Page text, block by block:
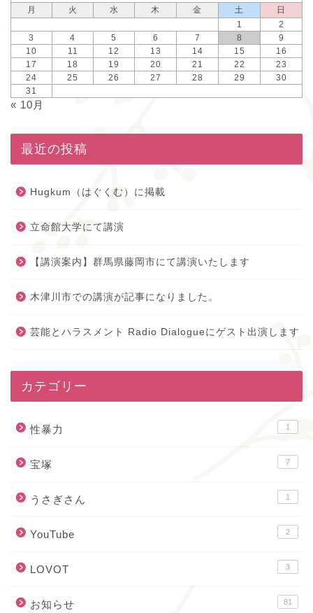
月
火 水 木 金 土
日
1
2
3
4 5 6 7 8
9
10
11 12 13 14 15
16
17
18 19 20 21 22
23
24
25 26 27 28 29
30
31
« 10月
最近の投稿
Hugkum（はぐくむ）に掲載
立命館大学にて講演
【講演案内】群馬県藤岡市にて講演いたします
木津川市での講演が記事になりました。
芸能とハラスメント Radio Dialogueにゲスト出演します
カテゴリー
性暴力 1
宝塚 7
うさぎさん 1
YouTube 2
LOVOT 3
お知らせ 81